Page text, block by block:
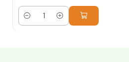
Quantidade